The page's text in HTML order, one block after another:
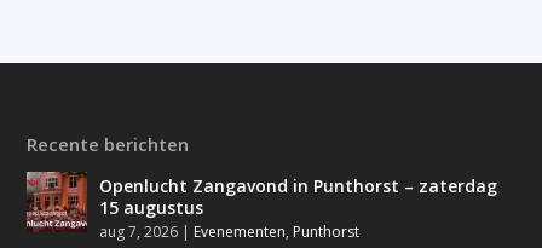
Recente berichten
Openlucht Zangavond in Punthorst – zaterdag
15 augustus
aug 7, 2026 | Evenementen, Punthorst